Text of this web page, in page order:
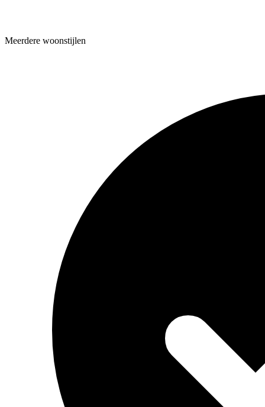
Meerdere woonstijlen